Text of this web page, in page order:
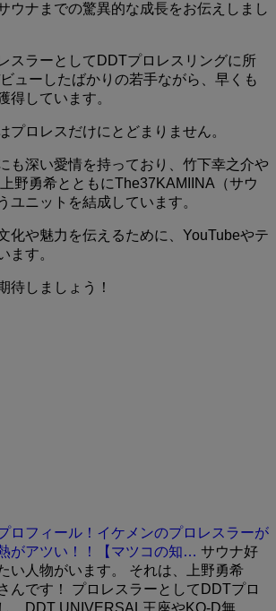
ウナまでの驚異的な成長をお伝えしまし
スラーとしてDDTプロレスリングに所
ューしたばかりの若手ながら、早くも
得しています。
プロレスだけにとどまりません。
も深い愛情を持っており、竹下幸之介や
野勇希とともにThe37KAMIINA（サウ
ユニットを結成しています。
化や魅力を伝えるために、YouTubeやテ
ます。
待しましょう！
ロフィール！イケメンのプロレスラーが
がアツい！！【マツコの知… サウナ好
い人物がいます。 それは、上野勇希
んです！ プロレスラーとしてDDTプロ
、DDT UNIVERSAL王座やKO-D無…